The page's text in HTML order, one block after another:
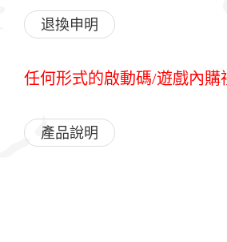
退換申明
任何形式的啟動碼/遊戲內購
產品說明